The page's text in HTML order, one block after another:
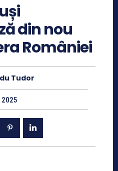
din nou
României
Tudor
2025